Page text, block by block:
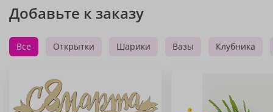
Добавьте к заказу
Все Открытки Шарики Вазы Клубника